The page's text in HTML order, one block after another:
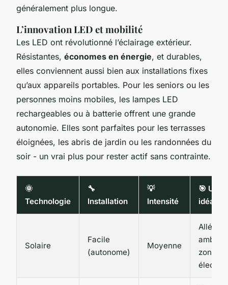
généralement plus longue.
L’innovation LED et mobilité
Les LED ont révolutionné l’éclairage extérieur.
Résistantes, économes en énergie, et durables,
elles conviennent aussi bien aux installations fixes
qu’aux appareils portables. Pour les seniors ou les
personnes moins mobiles, les lampes LED
rechargeables ou à batterie offrent une grande
autonomie. Elles sont parfaites pour les terrasses
éloignées, les abris de jardin ou les randonnées du
soir - un vrai plus pour rester actif sans contrainte.
🌞
Technologie
🔧
Installation
💡
Intensité
🎯
idéal
Solaire
Facile
(autonome)
Moyenne
Allées,
zones